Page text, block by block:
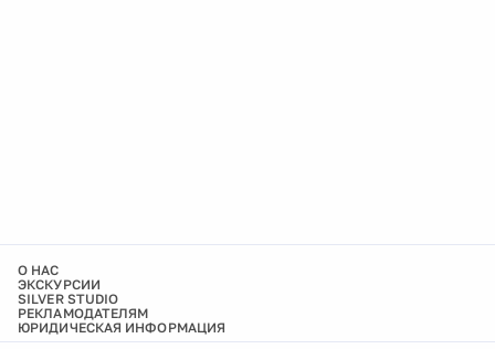
О НАС
ЭКСКУРСИИ
SILVER STUDIO
РЕКЛАМОДАТЕЛЯМ
ЮРИДИЧЕСКАЯ ИНФОРМАЦИЯ